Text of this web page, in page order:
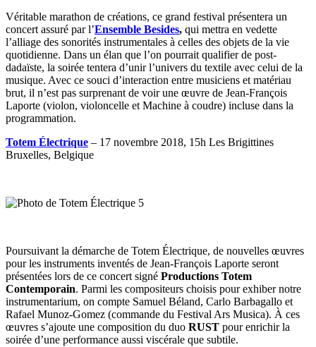
Véritable marathon de créations, ce grand festival présentera un
concert assuré par l’Ensemble Besides, qui mettra en vedette
l’alliage des sonorités instrumentales à celles des objets de la vie
quotidienne. Dans un élan que l’on pourrait qualifier de post-
dadaïste, la soirée tentera d’unir l’univers du textile avec celui de la
musique. Avec ce souci d’interaction entre musiciens et matériau
brut, il n’est pas surprenant de voir une œuvre de Jean-François
Laporte (violon, violoncelle et Machine à coudre) incluse dans la
programmation.
Totem Électrique – 17 novembre 2018, 15h Les Brigittines
Bruxelles, Belgique
Poursuivant la démarche de Totem Électrique, de nouvelles œuvres
pour les instruments inventés de Jean-François Laporte seront
présentées lors de ce concert signé Productions Totem
Contemporain. Parmi les compositeurs choisis pour exhiber notre
instrumentarium, on compte Samuel Béland, Carlo Barbagallo et
Rafael Munoz-Gomez (commande du Festival Ars Musica). À ces
œuvres s’ajoute une composition du duo RUST pour enrichir la
soirée d’une performance aussi viscérale que subtile.